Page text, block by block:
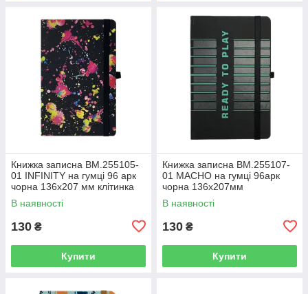
Книжка записна BM.255105-
01 INFINITY на гумці 96 арк
чорна 136х207 мм клітинка
(10)
В наявності
130 ₴
Купити
Книжка записна BM.255107-
01 MACHO на гумці 96арк
чорна 136х207мм
кліт,офс.крем.,тв.лам.обк(10)
В наявності
130 ₴
Купити